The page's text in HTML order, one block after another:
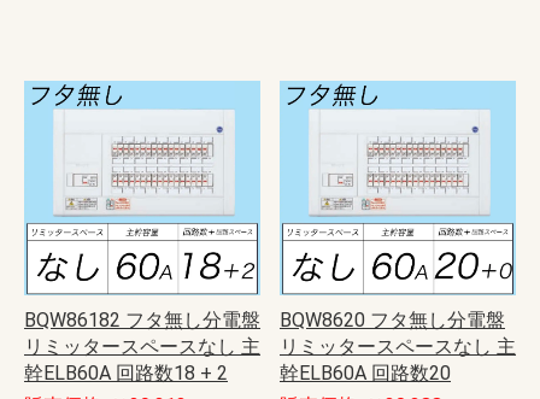
BQW86182 フタ無し分電盤
リミッタースペースなし 主
幹ELB60A 回路数18 + 2
BQW8620 フタ無し分電盤
リミッタースペースなし 主
幹ELB60A 回路数20